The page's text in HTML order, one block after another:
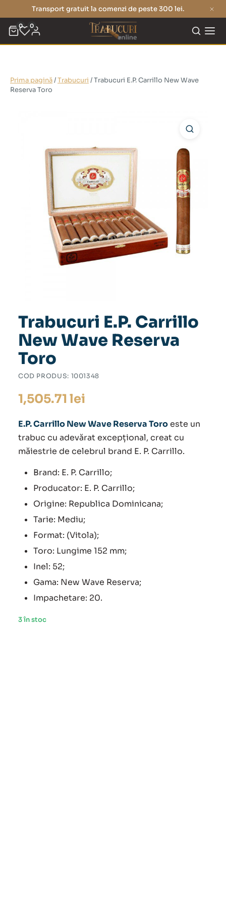
Transport gratuit la comenzi de peste 300 lei.
0 0
Prima pagină/Trabucuri / Trabucuri E.P. Carrillo New Wave
Reserva Toro
Trabucuri E.P. Carrillo
New Wave Reserva
Toro
COD PRODUS: 1001348
1,505.71 lei
E.P. Carrillo New Wave Reserva Toroeste un
trabuc cu adevărat excepțional, creat cu
măiestrie de celebrul brand E. P. Carrillo.
Brand: E. P. Carrillo;
Producator: E. P. Carrillo;
Origine: Republica Dominicana;
Tarie: Mediu;
Format: (Vitola);
Toro: Lungime 152 mm;
Inel: 52;
Gama: New Wave Reserva;
Impachetare: 20.
3 în stoc